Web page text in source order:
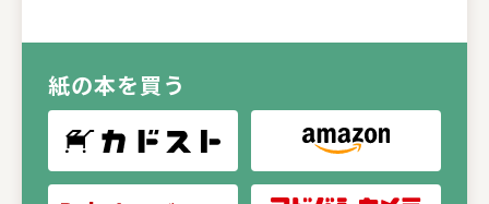
紙の本を買う